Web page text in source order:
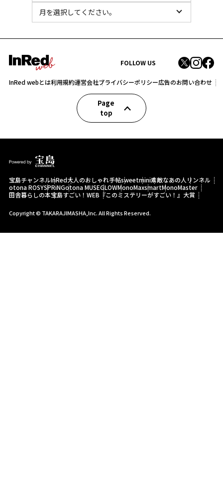
FOLLOW US
InRed webとは利用規約運営会社プライバシーポリシー広告のお問い合わせ
Page
top
宝島チャンネルInRed大人のおしゃれ手帖sweetmini素敵なあの人 リンネル
otona ROSYSPRiNGotona MUSEGLOWMonoMaxsmartMonoMaster
田舎暮らしの本宝島すごい！WEB 『このミステリーがすごい！』大賞
Copyright © TAKARAJIMASHA,Inc. All Rights Reserved.